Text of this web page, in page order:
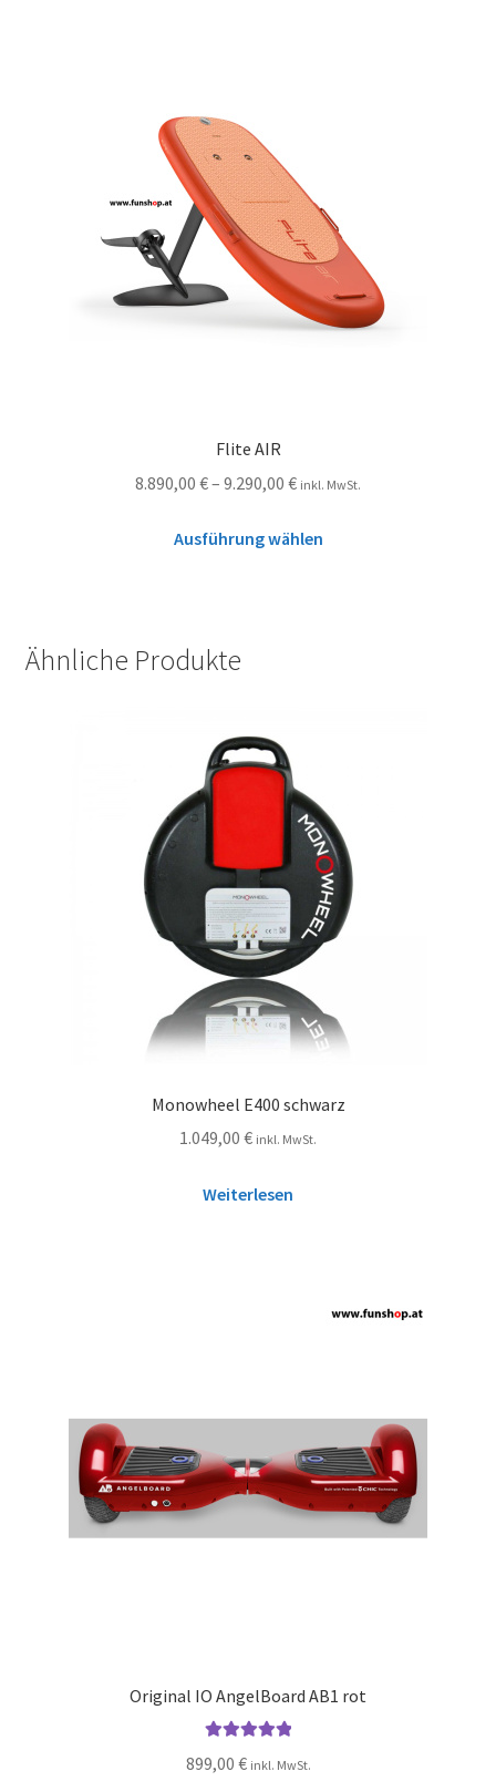
Flite AIR
8.890,00 €– 9.290,00 € inkl. MwSt.
Ausführung wählen
Ähnliche Produkte
Monowheel E400 schwarz
1.049,00 € inkl. MwSt.
Weiterlesen
Original IO AngelBoard AB1 rot
5.00
899,00 € inkl. MwSt.